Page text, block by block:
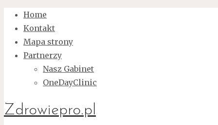
Home
Kontakt
Mapa strony
Partnerzy
Nasz Gabinet
OneDayClinic
Zdrowiepro.pl